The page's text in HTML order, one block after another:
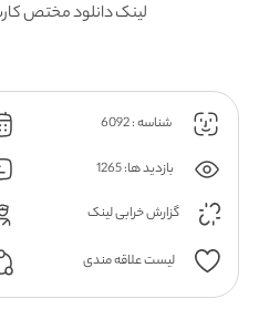
لینک دانلود مختص
شناسه : 6092
بازدید ها: 1265
گزارش خرابی لینک
لیست علاقه مندی